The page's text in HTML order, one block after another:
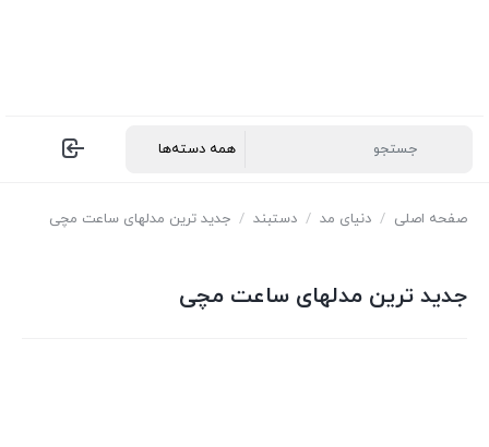
صفحه اصلی / دنیای مد / دستبند / جدید ترین مدلهای ساعت مچی
جدید ترین مدلهای ساعت مچی